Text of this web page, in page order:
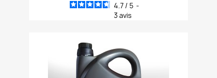
4.7 / 5 -
3avis